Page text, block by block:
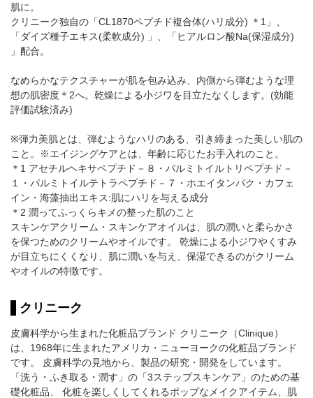
肌に。
クリニーク独自の「CL1870ペプチド複合体(ハリ成分) ＊1」、
「ダイズ種子エキス(柔軟成分) 」、「ヒアルロン酸Na(保湿成分)
」配合。
なめらかなテクスチャーが肌を包み込み、内側から弾むような理
想の肌密度＊2へ。乾燥による小ジワを目立たなくします。(効能
評価試験済み)
※弾力美肌とは、弾むようなハリのある、引き締まった美しい肌の
こと。※エイジングケアとは、年齢に応じたお手入れのこと。
＊1 アセチルヘキサペプチド－８・パルミトイルトリペプチド－
１・パルミトイルテトラペプチド－７・ホエイタンパク・カフェ
イン・海藻抽出エキス:肌にハリを与える成分
＊2 潤ってふっくらキメの整った肌のこと
スキンケアクリーム・スキンケアオイルは、肌の潤いと柔らかさ
を保つためのクリームやオイルです。 乾燥による小ジワやくすみ
が目立ちにくくなり、肌に潤いを与え、保湿できるのがクリーム
やオイルの特徴です。
クリニーク
皮膚科学から生まれた化粧品ブランド クリニーク（Clinique）
は、1968年に生まれたアメリカ・ニューヨークの化粧品ブランド
です。 皮膚科学の見地から、製品の研究・開発をしています。
「洗う・ふき取る・潤す」の「3ステップスキンケア」のための基
礎化粧品、 化粧を楽しくしてくれるポップなメイクアイテム、肌